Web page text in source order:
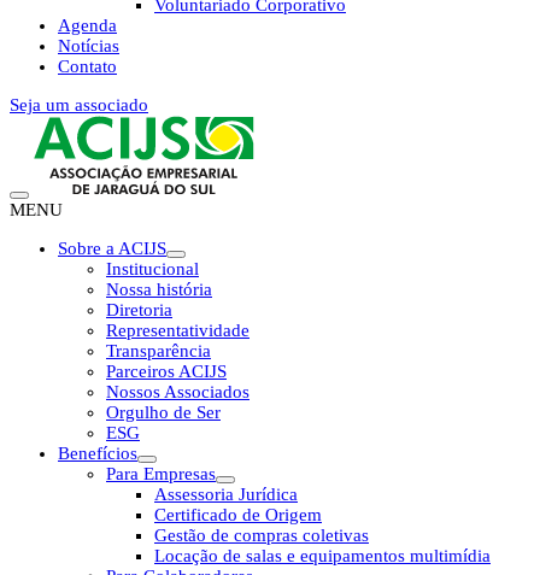
Voluntariado Corporativo
Agenda
Notícias
Contato
Seja um associado
MENU
Sobre a ACIJS
Institucional
Nossa história
Diretoria
Representatividade
Transparência
Parceiros ACIJS
Nossos Associados
Orgulho de Ser
ESG
Benefícios
Para Empresas
Assessoria Jurídica
Certificado de Origem
Gestão de compras coletivas
Locação de salas e equipamentos multimídia